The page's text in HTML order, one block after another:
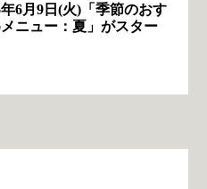
年6月9日(火)「季節のおす
ニュー：夏」がスター